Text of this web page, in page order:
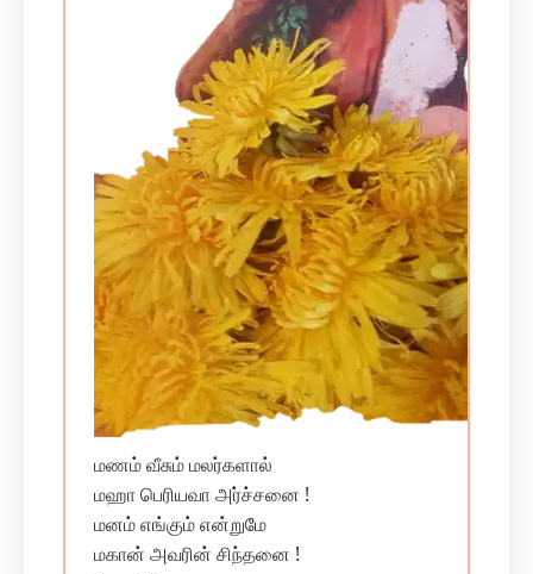
மணம் வீசும் மலர்களால்
மஹா பெரியவா அர்ச்சனை !
மனம் எங்கும் என்றுமே
மகான் அவரின் சிந்தனை !